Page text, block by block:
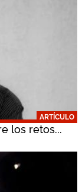
ARTÍCULO
los retos...